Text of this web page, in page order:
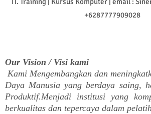
+6287777909028
Our Vision / Visi kami
Kami Mengembangkan dan
Daya Manusia yang berdaya saing,
Produktif.Menjadi institusi yang
berkualitas dan tepercaya dalam